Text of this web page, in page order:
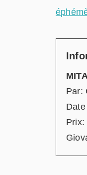
Par:
Prix: